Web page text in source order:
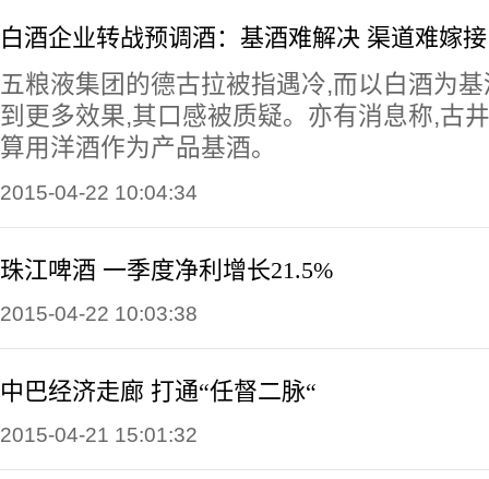
白酒企业转战预调酒：基酒难解决 渠道难嫁接
五粮液集团的德古拉被指遇冷,而以白酒为
到更多效果,其口感被质疑。亦有消息称,古
算用洋酒作为产品基酒。
2015-04-22 10:04:34
珠江啤酒 一季度净利增长21.5%
2015-04-22 10:03:38
中巴经济走廊 打通“任督二脉“
2015-04-21 15:01:32